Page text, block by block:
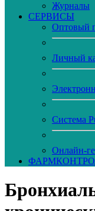
Журналы
CЕРВИСЫ
Оптовый
Личный
Система
Онлайн-